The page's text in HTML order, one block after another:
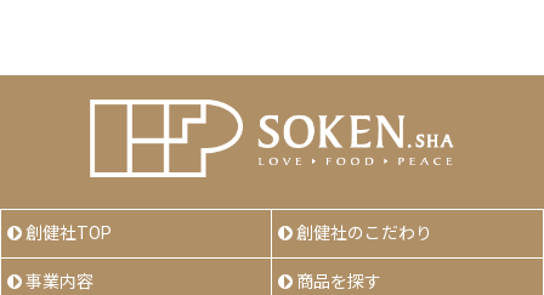
創健社TOP 創健社のこだわり
事業内容 商品を探す